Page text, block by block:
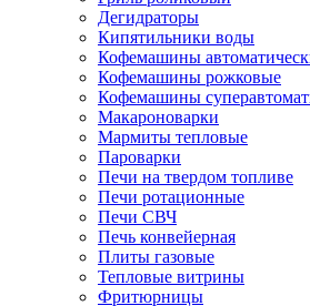
Дегидраторы
Кипятильники воды
Кофемашины
Кофемашины рожковые
Кофемашины
Макароноварки
Мармиты тепловые
Пароварки
Печи на твердом топливе
Печи ротационные
Печи СВЧ
Печь конвейерная
Плиты газовые
Тепловые витрины
Фритюрницы